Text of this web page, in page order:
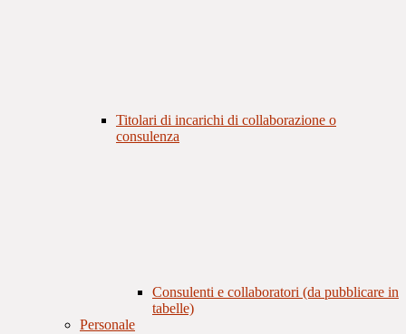
Titolari di incarichi di collaborazione o
consulenza
Consulenti e collaboratori (da pubblicare in
tabelle)
Personale